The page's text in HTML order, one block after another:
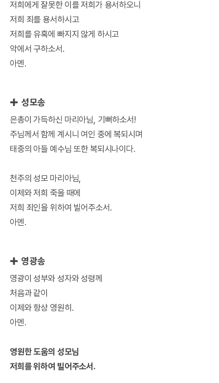
저희에게 잘못한 이를 저희가 용서하오니
저희 죄를 용서하시고
저희를 유혹에 빠지지 않게 하시고
악에서 구하소서.
아멘.
✚ 성모송
은총이 가득하신 마리아님, 기뻐하소서!
주님께서 함께 계시니 여인 중에 복되시며
태중의 아들 예수님 또한 복되시나이다.
천주의 성모 마리아님,
이제와 저희 죽을 때에
저희 죄인을 위하여 빌어주소서.
아멘.
✚ 영광송
영광이 성부와 성자와 성령께
처음과 같이
이제와 항상 영원히.
아멘.
영원한 도움의 성모님
저희를 위하여 빌어주소서.